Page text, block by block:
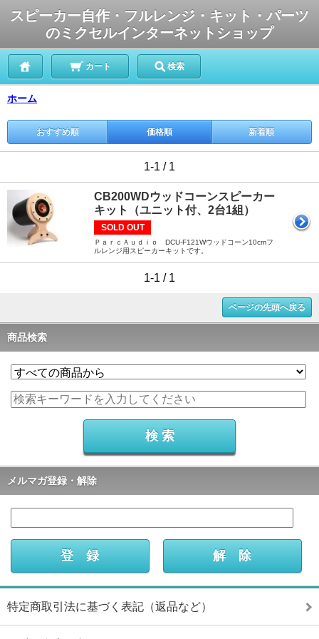
スピーカー自作・フルレンジ・キット・パーツ
のミクセルインターネットショップ
カート 検索
ホーム
おすすめ順 価格順 新着順
1-1 / 1
CB200WDウッドコーンスピーカー
キット（ユニット付、2台1組）
SOLD OUT
ＰａｒｃＡｕｄｉｏ DCU-F121Wウッドコーン10cmフ
ルレンジ用スピーカーキットです。
1-1 / 1
ページの先頭へ戻る
商品検索
メルマガ登録・解除
特定商取引法に基づく表記（返品など）